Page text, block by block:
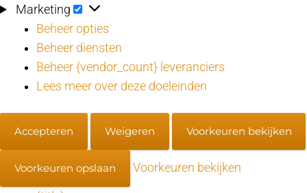
Marketing Marketing
Beheer opties
Beheer diensten
Beheer {vendor_count} leveranciers
Lees meer over deze doeleinden
Accepteren Weigeren Voorkeuren bekijken
Voorkeuren opslaan Voorkeuren bekijken